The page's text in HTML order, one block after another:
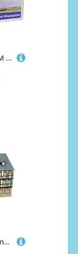
Kibri 13005 - H0 Liebherr LTM 1400 mit Wippspitze
KIBRI 37101 N Hohes Haus und Eckhaus